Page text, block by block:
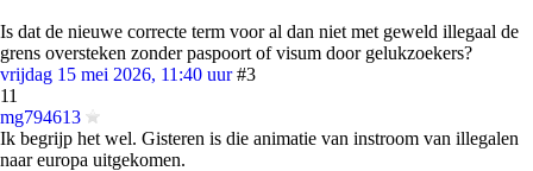
Is dat de nieuwe correcte term voor al dan niet met geweld illegaal de
grens oversteken zonder paspoort of visum door gelukzoekers?
vrijdag 15 mei 2026, 11:40 uur #3
11
mg794613
Ik begrijp het wel. Gisteren is die animatie van instroom van illegalen
naar europa uitgekomen.